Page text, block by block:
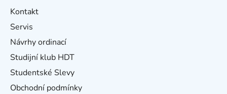
Kontakt
Servis
Návrhy ordinací
Studijní klub HDT
Studentské Slevy
Obchodní podmínky